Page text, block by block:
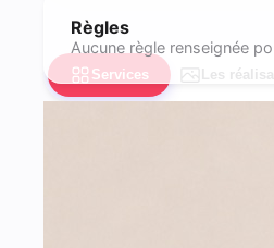
Règles
Aucune règle renseignée
Services Les